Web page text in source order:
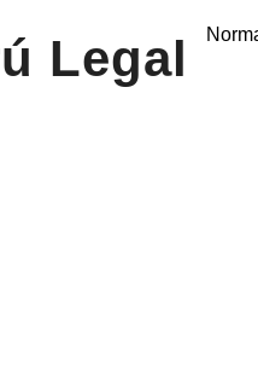
Legal